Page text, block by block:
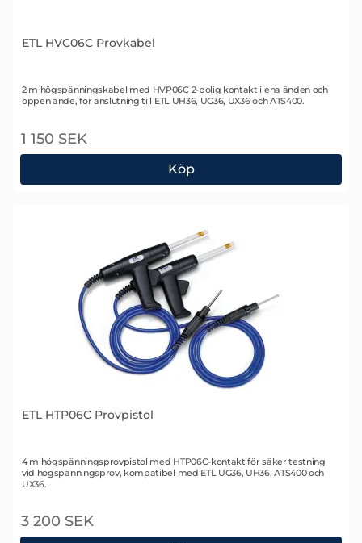
ETL HVC06C Provkabel
Art. nr 1759
2 m högspänningskabel med HVP06C 2-polig kontakt i ena änden och
öppen ände, för anslutning till ETL UH36, UG36, UX36 och ATS400.
1 150 SEK
Köp
ETL HVC06C Provkabel
ETL HTP06C Provpistol
Art. nr 1758
4 m högspänningsprovpistol med HTP06C-kontakt för säker testning
vid högspänningsprov, kompatibel med ETL UG36, UH36, ATS400 och
UX36.
3 200 SEK